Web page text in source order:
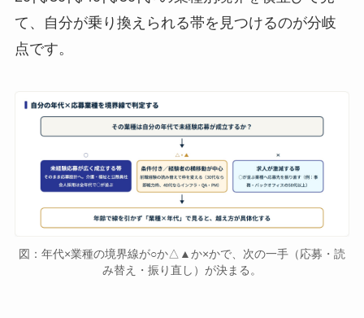
て、自分が乗り換えられる帯を見つけるのが分岐
点です。
図：年代×業種の境界線が○か△▲か×かで、次の一手（応募・読
み替え・振り直し）が決まる。